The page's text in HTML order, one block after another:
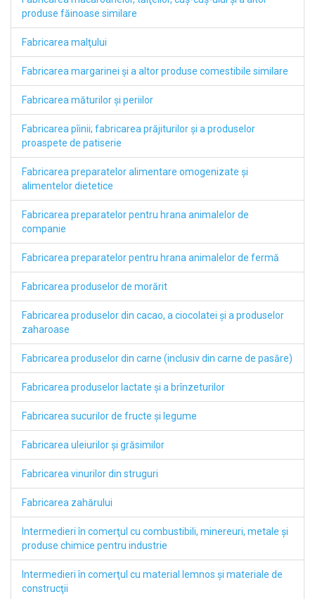
produse făinoase similare
Fabricarea malţului
Fabricarea margarinei şi a altor produse comestibile similare
Fabricarea măturilor şi periilor
Fabricarea pîinii; fabricarea prăjiturilor şi a produselor
proaspete de patiserie
Fabricarea preparatelor alimentare omogenizate şi
alimentelor dietetice
Fabricarea preparatelor pentru hrana animalelor de
companie
Fabricarea preparatelor pentru hrana animalelor de fermă
Fabricarea produselor de morărit
Fabricarea produselor din cacao, a ciocolatei şi a produselor
zaharoase
Fabricarea produselor din carne (inclusiv din carne de pasăre)
Fabricarea produselor lactate şi a brînzeturilor
Fabricarea sucurilor de fructe şi legume
Fabricarea uleiurilor şi grăsimilor
Fabricarea vinurilor din struguri
Fabricarea zahărului
Intermedieri în comerţul cu combustibili, minereuri, metale şi
produse chimice pentru industrie
Intermedieri în comerţul cu material lemnos şi materiale de
construcţii